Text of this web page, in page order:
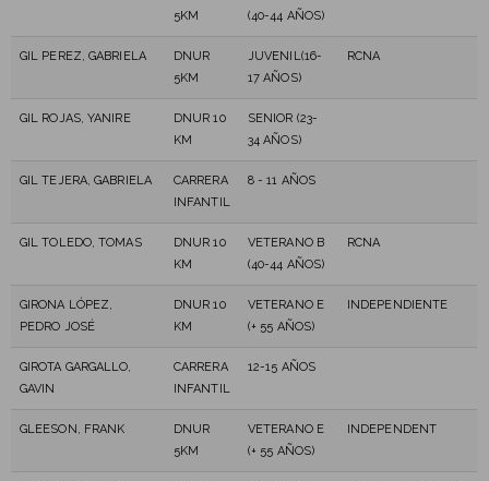
5KM
(40-44 AÑOS)
GIL PEREZ, GABRIELA
DNUR
5KM
JUVENIL(16-
17 AÑOS)
RCNA
GIL ROJAS, YANIRE
DNUR 10
KM
SENIOR (23-
34 AÑOS)
GIL TEJERA, GABRIELA
CARRERA
INFANTIL
8 - 11 AÑOS
GIL TOLEDO, TOMAS
DNUR 10
KM
VETERANO B
(40-44 AÑOS)
RCNA
GIRONA LÓPEZ,
PEDRO JOSÉ
DNUR 10
KM
VETERANO E
(+ 55 AÑOS)
INDEPENDIENTE
GIROTA GARGALLO,
GAVIN
CARRERA
INFANTIL
12-15 AÑOS
GLEESON, FRANK
DNUR
5KM
VETERANO E
(+ 55 AÑOS)
INDEPENDENT